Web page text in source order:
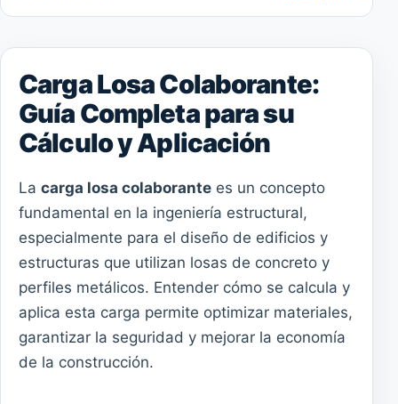
Carga Losa Colaborante:
Guía Completa para su
Cálculo y Aplicación
La carga losa colaborante es un concepto
fundamental en la ingeniería estructural,
especialmente para el diseño de edificios y
estructuras que utilizan losas de concreto y
perfiles metálicos. Entender cómo se calcula y
aplica esta carga permite optimizar materiales,
garantizar la seguridad y mejorar la economía
de la construcción.